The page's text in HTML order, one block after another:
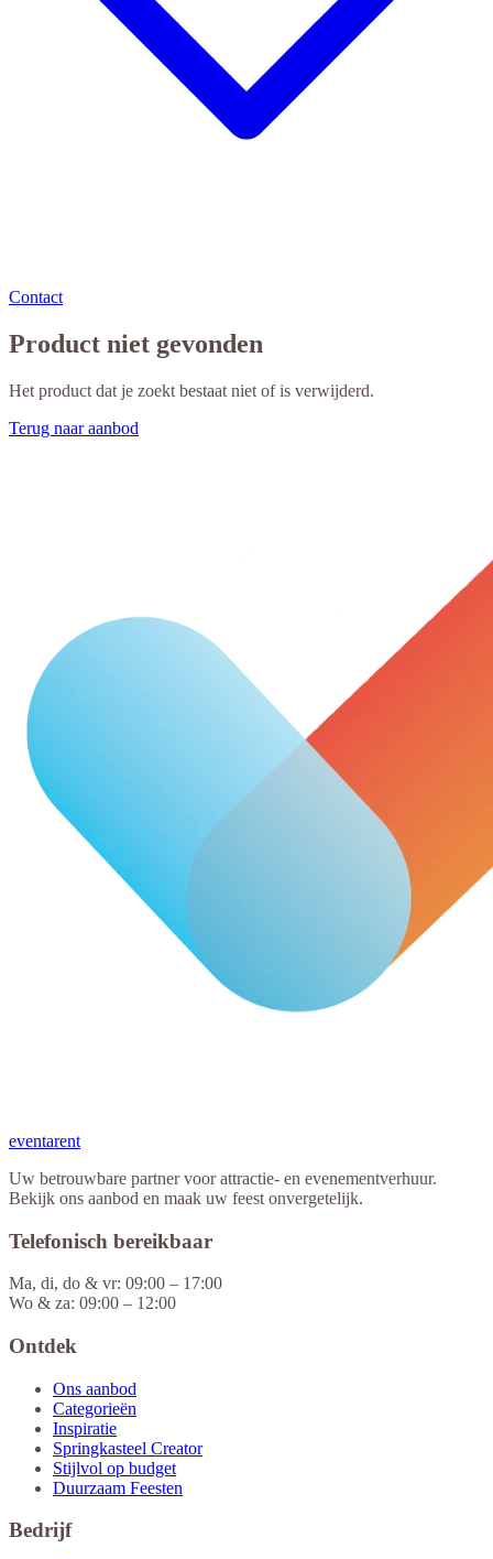
Contact
Product niet gevonden
Het product dat je zoekt bestaat niet of is verwijderd.
Terug naar aanbod
eventarent
Uw betrouwbare partner voor attractie- en evenementverhuur.
Bekijk ons aanbod en maak uw feest onvergetelijk.
Telefonisch bereikbaar
Ma, di, do & vr: 09:00 – 17:00
Wo & za: 09:00 – 12:00
Ontdek
Ons aanbod
Categorieën
Inspiratie
Springkasteel Creator
Stijlvol op budget
Duurzaam Feesten
Bedrijf